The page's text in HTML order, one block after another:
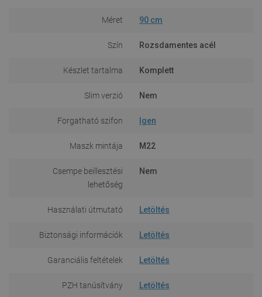
Méret 90 cm
Szín Rozsdamentes acél
Készlet tartalma Komplett
Slim verzió Nem
Forgatható szifon Igen
Maszk mintája M22
Csempe beillesztési
lehetőség
Nem
Használati útmutató Letöltés
Biztonsági információk Letöltés
Garanciális feltételek Letöltés
PZH tanúsítvány Letöltés